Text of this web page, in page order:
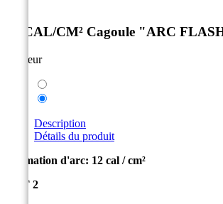
12 CAL/CM² Cagoule "ARC
Couleur
Description
Détails du produit
Estimation d'arc: 12 cal / cm²
CAT 2